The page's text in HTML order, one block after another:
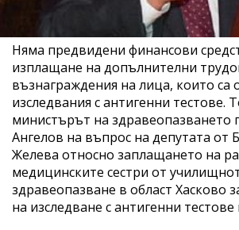
Няма предвидени финансови
изплащане на допълнителни
възнаграждения на лица, които са
изследвания с антигенни тестове.
министърът на здравеопазването
Ангелов на въпрос на депутата от
Желева относно заплащането на
медицинските сестри от
здравеопазване в област Хасково
на изследване с антигенни тестове